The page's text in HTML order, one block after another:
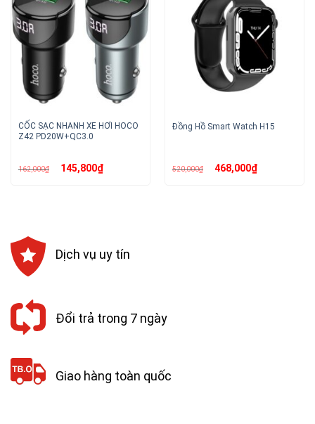
CỐC SẠC NHANH XE HƠI HOCO
Z42 PD20W+QC3.0
162,000₫ Giá
gốc145,800₫Giá
Đồng Hồ Smart Watch H15
520,000₫ Giá
gốc
468,000₫Giá
Dịch vụ uy tín
Đổi trả trong 7 ngày
Giao hàng toàn quốc